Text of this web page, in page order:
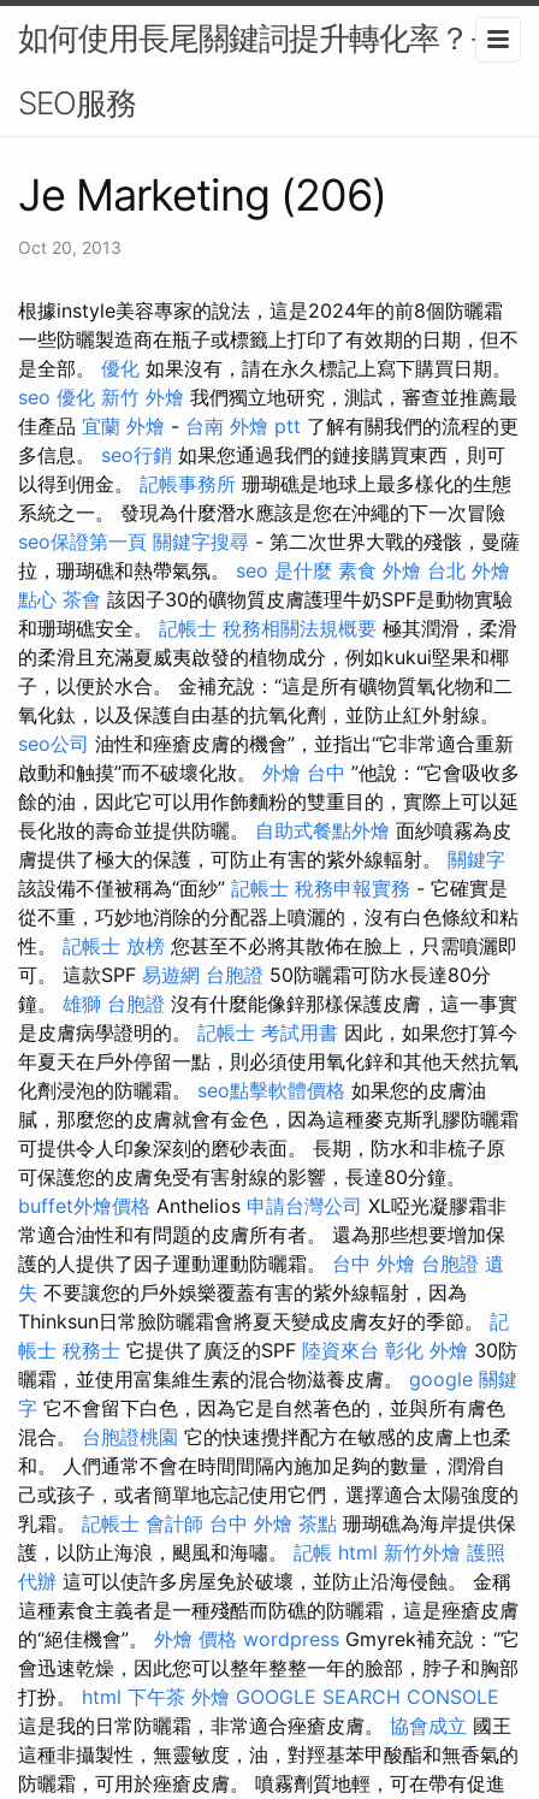
如何使用長尾關鍵詞提升轉化率？-
SEO服務
Je Marketing (206)
Oct 20, 2013
根據instyle美容專家的說法，這是2024年的前8個防曬霜
一些防曬製造商在瓶子或標籤上打印了有效期的日期，但不
是全部。 優化 如果沒有，請在永久標記上寫下購買日期。
seo 優化 新竹 外燴 我們獨立地研究，測試，審查並推薦最
佳產品 宜蘭 外燴 - 台南 外燴 ptt 了解有關我們的流程的更
多信息。 seo行銷 如果您通過我們的鏈接購買東西，則可
以得到佣金。 記帳事務所 珊瑚礁是地球上最多樣化的生態
系統之一。 發現為什麼潛水應該是您在沖繩的下一次冒險
seo保證第一頁 關鍵字搜尋 - 第二次世界大戰的殘骸，曼薩
拉，珊瑚礁和熱帶氣氛。 seo 是什麼 素食 外燴 台北 外燴
點心 茶會 該因子30的礦物質皮膚護理牛奶SPF是動物實驗
和珊瑚礁安全。 記帳士 稅務相關法規概要 極其潤滑，柔滑
的柔滑且充滿夏威夷啟發的植物成分，例如kukui堅果和椰
子，以便於水合。 金補充說：“這是所有礦物質氧化物和二
氧化鈦，以及保護自由基的抗氧化劑，並防止紅外射線。
seo公司 油性和痤瘡皮膚的機會”，並指出“它非常適合重新
啟動和触摸”而不破壞化妝。 外燴 台中 ”他說：“它會吸收多
餘的油，因此它可以用作飾麵粉的雙重目的，實際上可以延
長化妝的壽命並提供防曬。 自助式餐點外燴 面紗噴霧為皮
膚提供了極大的保護，可防止有害的紫外線輻射。 關鍵字
該設備不僅被稱為“面紗” 記帳士 稅務申報實務 - 它確實是
從不重，巧妙地消除的分配器上噴灑的，沒有白色條紋和粘
性。 記帳士 放榜 您甚至不必將其散佈在臉上，只需噴灑即
可。 這款SPF 易遊網 台胞證 50防曬霜可防水長達80分
鐘。 雄獅 台胞證 沒有什麼能像鋅那樣保護皮膚，這一事實
是皮膚病學證明的。 記帳士 考試用書 因此，如果您打算今
年夏天在戶外停留一點，則必須使用氧化鋅和其他天然抗氧
化劑浸泡的防曬霜。 seo點擊軟體價格 如果您的皮膚油
膩，那麼您的皮膚就會有金色，因為這種麥克斯乳膠防曬霜
可提供令人印象深刻的磨砂表面。 長期，防水和非梳子原
可保護您的皮膚免受有害射線的影響，長達80分鐘。
buffet外燴價格 Anthelios 申請台灣公司 XL啞光凝膠霜非
常適合油性和有問題的皮膚所有者。 還為那些想要增加保
護的人提供了因子運動運動防曬霜。 台中 外燴 台胞證 遺
失 不要讓您的戶外娛樂覆蓋有害的紫外線輻射，因為
Thinksun日常臉防曬霜會將夏天變成皮膚友好的季節。 記
帳士 稅務士 它提供了廣泛的SPF 陸資來台 彰化 外燴 30防
曬霜，並使用富集維生素的混合物滋養皮膚。 google 關鍵
字 它不會留下白色，因為它是自然著色的，並與所有膚色
混合。 台胞證桃園 它的快速攪拌配方在敏感的皮膚上也柔
和。 人們通常不會在時間間隔內施加足夠的數量，潤滑自
己或孩子，或者簡單地忘記使用它們，選擇適合太陽強度的
乳霜。 記帳士 會計師 台中 外燴 茶點 珊瑚礁為海岸提供保
護，以防止海浪，颶風和海嘯。 記帳 html 新竹外燴 護照
代辦 這可以使許多房屋免於破壞，並防止沿海侵蝕。 金稱
這種素食主義者是一種殘酷而防礁的防曬霜，這是痤瘡皮膚
的“絕佳機會”。 外燴 價格 wordpress Gmyrek補充說：“它
會迅速乾燥，因此您可以整年整整一年的臉部，脖子和胸部
打扮。 html 下午茶 外燴 GOOGLE SEARCH CONSOLE
這是我的日常防曬霜，非常適合痤瘡皮膚。 協會成立 國王
這種非攝製性，無靈敏度，油，對羥基苯甲酸酯和無香氣的
防曬霜，可用於痤瘡皮膚。 噴霧劑質地輕，可在帶有促進